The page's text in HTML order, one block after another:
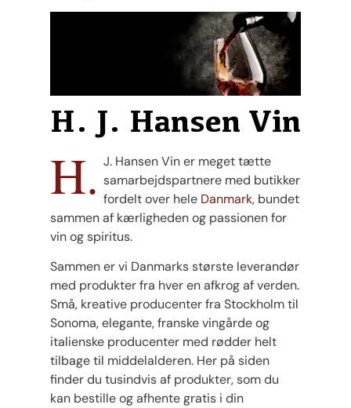
H. J. Hansen Vin
H. J. Hansen Vin er meget tætte
samarbejdspartnere med butikker
fordelt over hele Danmark, bundet
sammen af kærligheden og passionen for
vin og spiritus.
Sammen er vi Danmarks største leverandør
med produkter fra hver en afkrog af verden.
Små, kreative producenter fra Stockholm til
Sonoma, elegante, franske vingårde og
italienske producenter med rødder helt
tilbage til middelalderen. Her på siden
finder du tusindvis af produkter, som du
kan bestille og afhente gratis i din